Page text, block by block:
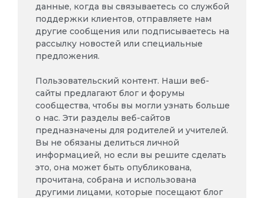
данные, когда вы связываетесь со службой
поддержки клиентов, отправляете нам
другие сообщения или подписываетесь на
рассылку новостей или специальные
предложения.
Пользовательский контент. Наши веб-
сайты предлагают блог и форумы
сообщества, чтобы вы могли узнать больше
о нас. Эти разделы веб-сайтов
предназначены для родителей и учителей.
Вы не обязаны делиться личной
информацией, но если вы решите сделать
это, она может быть опубликована,
прочитана, собрана и использована
другими лицами, которые посещают блог